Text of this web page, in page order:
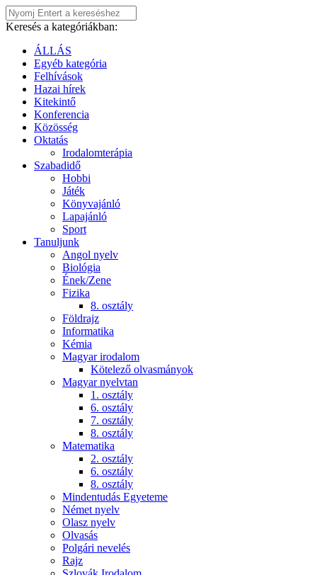
Keresés a kategóriákban:
ÁLLÁS
Egyéb kategória
Felhívások
Hazai hírek
Kitekintő
Konferencia
Közösség
Oktatás
Irodalomterápia
Szabadidő
Hobbi
Játék
Könyvajánló
Lapajánló
Sport
Tanuljunk
Angol nyelv
Biológia
Ének/Zene
Fizika
8. osztály
Földrajz
Informatika
Kémia
Magyar irodalom
Kötelező olvasmányok
Magyar nyelvtan
1. osztály
6. osztály
7. osztály
8. osztály
Matematika
2. osztály
6. osztály
8. osztály
Mindentudás Egyeteme
Német nyelv
Olasz nyelv
Olvasás
Polgári nevelés
Rajz